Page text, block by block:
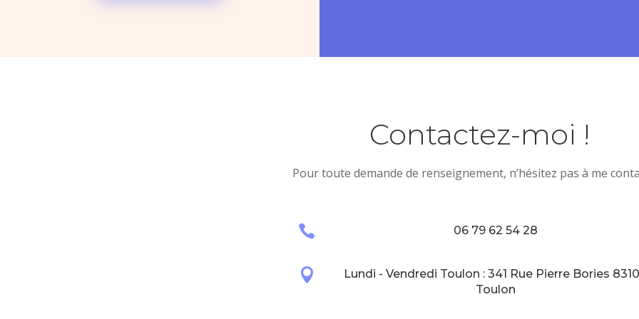
Contactez-moi !
Pour toute demande de renseignement, n’hésitez pas à me
 06 79 62 54 28

Lundi - Vendredi Toulon : 341 Rue Pierre Bories
Toulon